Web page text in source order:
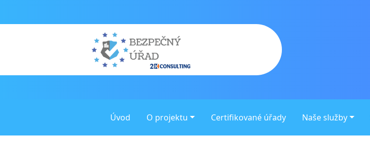
Úvod O projektu Certifikované úřady Naše služby